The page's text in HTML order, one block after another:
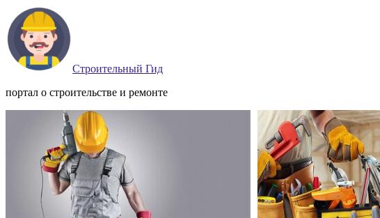
Строительный Гид
портал о строительстве и ремонте